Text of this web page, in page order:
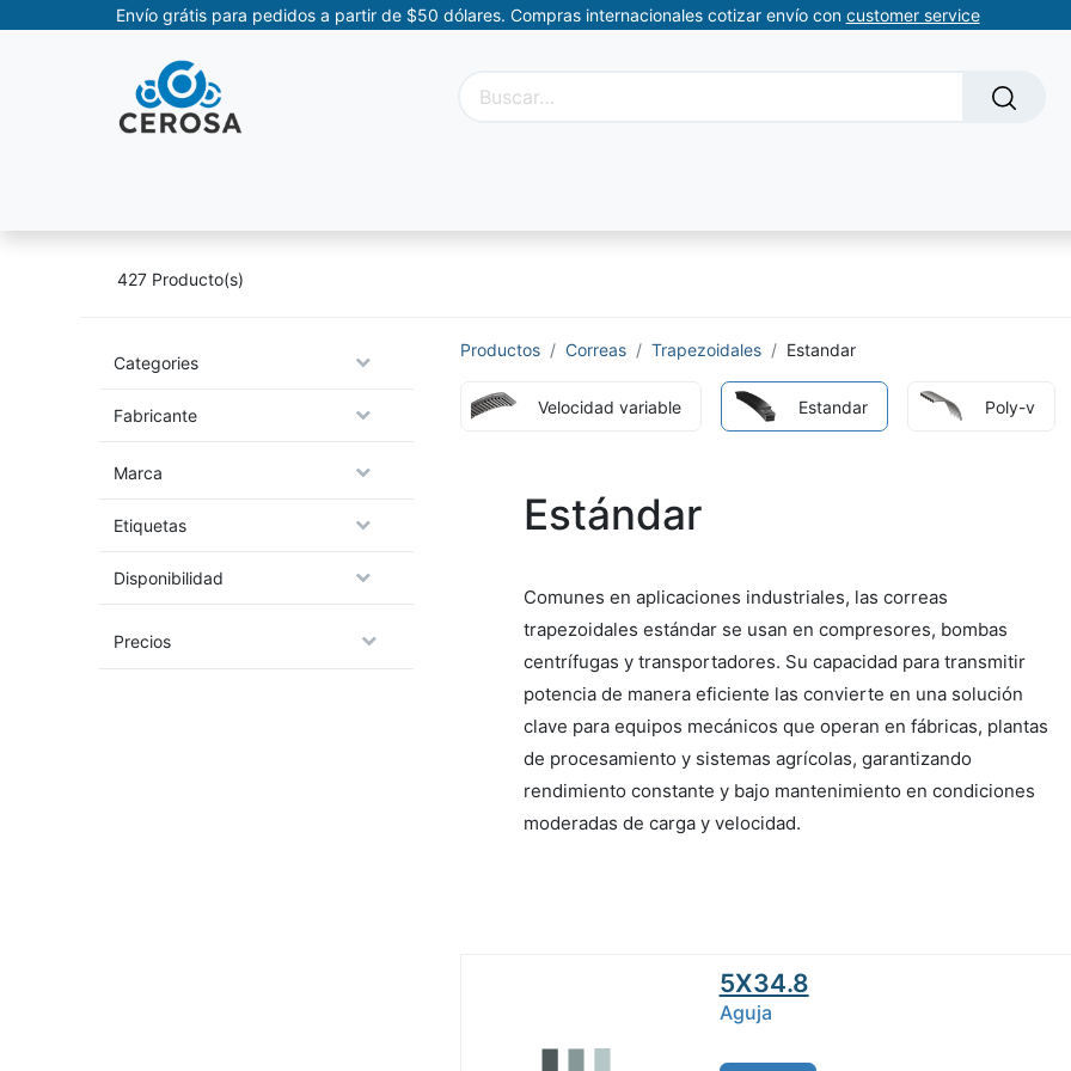
Envío grátis para pedidos a partir de $50 dólares. Compras internacionales cotizar envío con customer service
427 Producto(s)
Categories
Fabricante
Marca
Etiquetas
Disponibilidad
Precios
Productos Correas Trapezoidales Estandar
Velocidad variable Estandar Poly-v
Estándar
Comunes en aplicaciones industriales, las correas
trapezoidales estándar se usan en compresores, bombas
centrífugas y transportadores. Su capacidad para transmitir
potencia de manera eficiente las convierte en una solución
clave para equipos mecánicos que operan en fábricas, plantas
de procesamiento y sistemas agrícolas, garantizando
rendimiento constante y bajo mantenimiento en condiciones
moderadas de carga y velocidad.
5X34.8
Aguja